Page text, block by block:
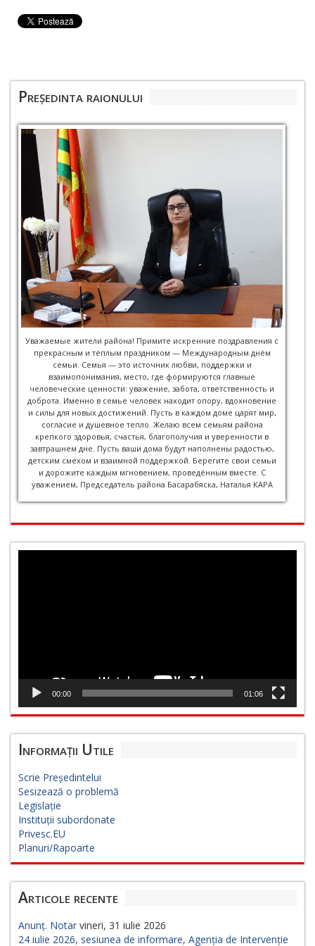
Președinta raionului
Уважаемые жители района! Примите искренние поздравления с
прекрасным и тёплым праздником — Международным днём
семьи. Семья — это источник любви, поддержки и
взаимопонимания, место, где формируются главные
человеческие ценности: уважение, забота, ответственность и
доброта. Именно в семье человек находит опору, вдохновение
и силы для новых достижений. Пусть в каждом доме царят мир,
согласие и душевное тепло. Желаю всем семьям района
крепкого здоровья, счастья, благополучия и уверенности в
завтрашнем дне. Пусть ваши дома будут наполнены радостью,
детским смехом и взаимной поддержкой. Берегите свои семьи
и дорожите каждым мгновением, проведённым вместе. С
уважением, Председатель района Басарабяска, Наталья КАРА
00:00 01:06
Informații Utile
Scrie Președintelui
Sesizează o problemă
Legislație
Instituții subordonate
Privesc.EU
Planuri/Rapoarte
Articole recente
Anunț. Notar vineri, 31 iulie 2026
24 iulie 2026, sesiunea de informare, Agenția de Intervenție